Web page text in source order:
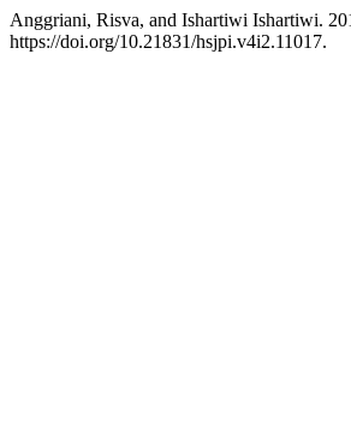
Anggriani, Risva, and Ishartiwi Ishartiwi.
https://doi.org/10.21831/hsjpi.v4i2.11017.